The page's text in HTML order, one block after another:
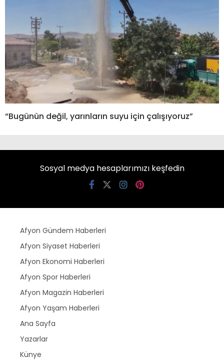
“Bugünün değil, yarınların suyu için çalışıyoruz”
Sosyal medya hesaplarımızı keşfedin
Afyon Gündem Haberleri
Afyon Siyaset Haberleri
Afyon Ekonomi Haberleri
Afyon Spor Haberleri
Afyon Magazin Haberleri
Afyon Yaşam Haberleri
Ana Sayfa
Yazarlar
Künye